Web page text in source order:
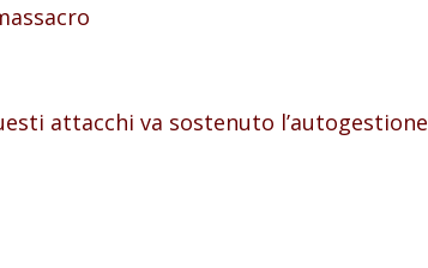
attacchi va sostenuto l’autogestione